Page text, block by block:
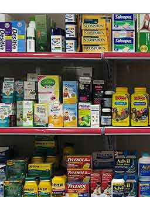
đẹp da, móng, tóc
1000mcg